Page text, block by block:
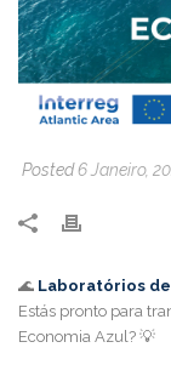
Posted6 Janeiro,
🌊 Laboratórios de
Estás pronto para
Economia Azul? 💡